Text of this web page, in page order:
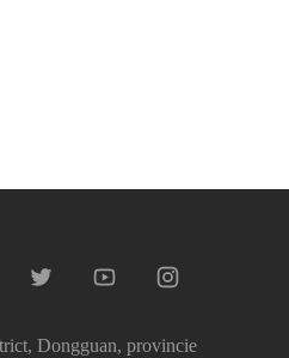
Dongguan, provincie